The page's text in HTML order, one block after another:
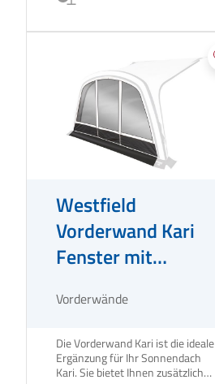
Westfield
Vorderwand Kari
Fenster mit
Vorderwände
Die Vorderwand Kari ist die ideale
Ergänzung für Ihr Sonnendach
Kari. Sie bietet Ihnen zusätzlichen